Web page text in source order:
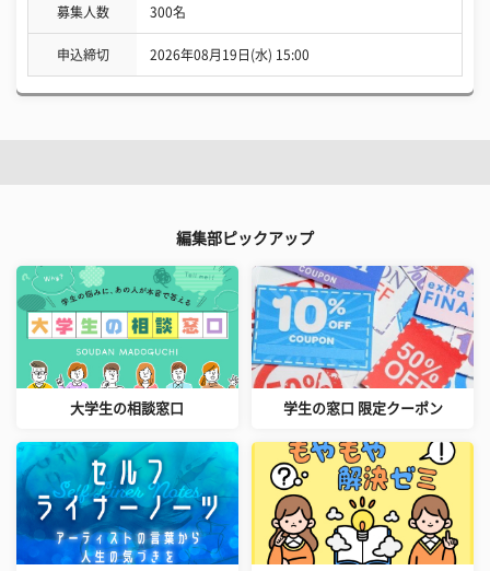
募集人数 300名
申込締切 2026年08月19日(水) 15:00
編集部ピックアップ
大学生の相談窓口 学生の窓口 限定クーポン